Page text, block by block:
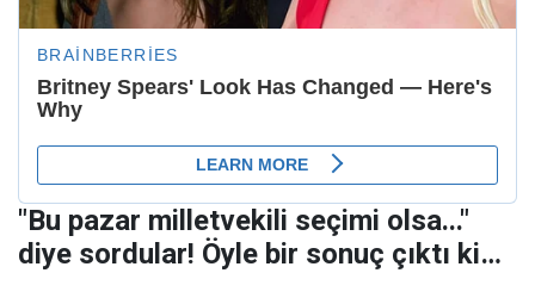
"Bu pazar milletvekili seçimi olsa..."
diye sordular! Öyle bir sonuç çıktı ki…